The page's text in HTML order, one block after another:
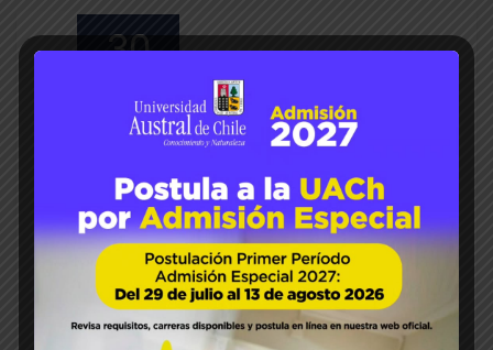
30
Luis Sánchez S
agronomía
Colegio de Ingenieros
Agrónomos exacadémicos Minagri
10
0
Dr. Juan Lerdon Ferrada recibi
ó reconocimiento del Colegio
de Ingenieros Agrónomos de